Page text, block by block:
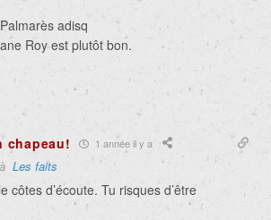
adisq
Roy est plutôt bon.
chapeau! 1 année il y a
Les faits
côtes d’écoute. Tu risques d’être